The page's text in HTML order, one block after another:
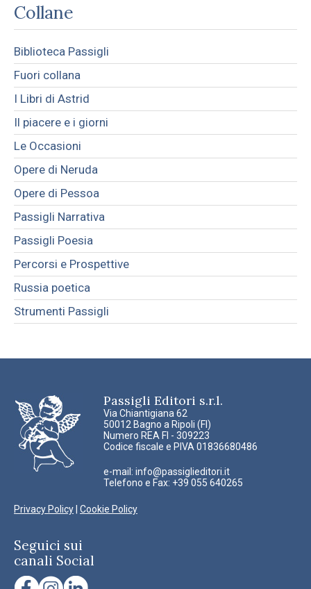
Collane
Biblioteca Passigli
Fuori collana
I Libri di Astrid
Il piacere e i giorni
Le Occasioni
Opere di Neruda
Opere di Pessoa
Passigli Narrativa
Passigli Poesia
Percorsi e Prospettive
Russia poetica
Strumenti Passigli
Passigli Editori s.r.l.
Via Chiantigiana 62
50012 Bagno a Ripoli (FI)
Numero REA FI - 309223
Codice fiscale e PIVA 01836680486
e-mail: info@passiglieditori.it
Telefono e Fax: +39 055 640265
Privacy Policy Cookie Policy
Seguici sui
canali Social